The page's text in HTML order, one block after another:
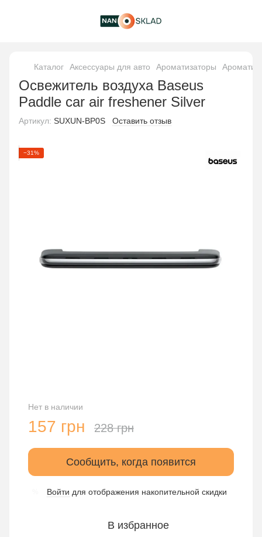
Каталог Аксессуары для авто Ароматизаторы
Освежитель воздуха Baseus
Paddle car air freshener Silver
Артикул: SUXUN-BP0S Оставить отзыв
−31%
Нет в наличии
157 грн 228 грн
Сообщить, когда появится
Войти для отображения накопительной скидки
В избранное